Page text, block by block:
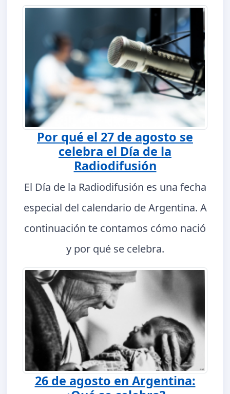
Por qué el 27 de agosto se
celebra el Día de la
Radiodifusión
El Día de la Radiodifusión es una fecha
especial del calendario de Argentina. A
continuación te contamos cómo nació
y por qué se celebra.
26 de agosto en Argentina: